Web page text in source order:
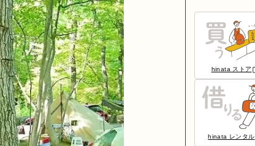
hinata ストア
hinata レンタル